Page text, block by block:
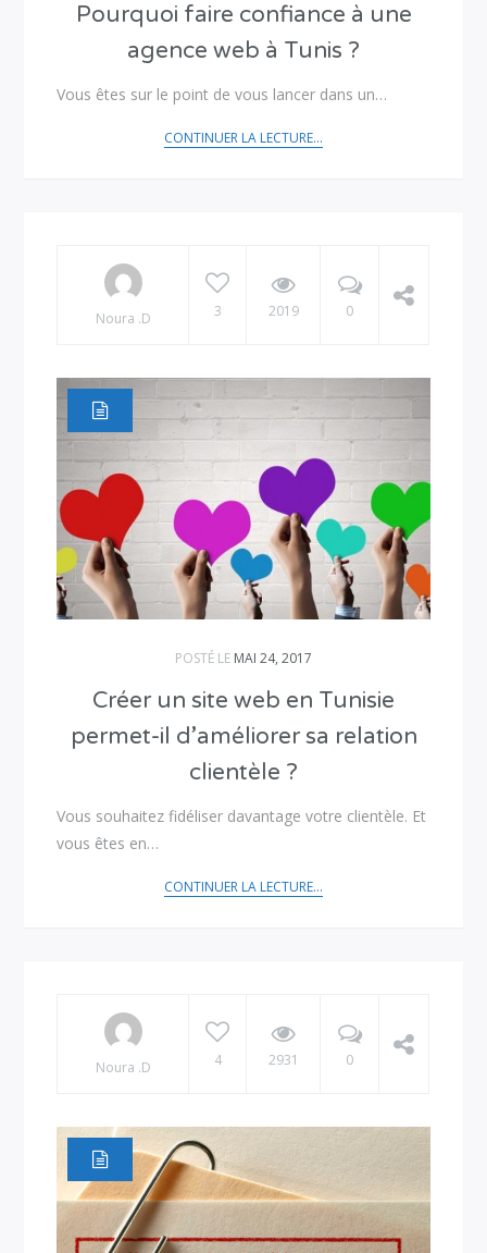
Pourquoi faire confiance à une
agence web à Tunis ?
Vous êtes sur le point de vous lancer dans un…
CONTINUER LA LECTURE...
Noura .D 3 2019 0
POSTÉ LE MAI 24, 2017
Créer un site web en Tunisie
permet-il d’améliorer sa relation
clientèle ?
Vous souhaitez fidéliser davantage votre clientèle. Et
vous êtes en…
CONTINUER LA LECTURE...
Noura .D 4 2931 0